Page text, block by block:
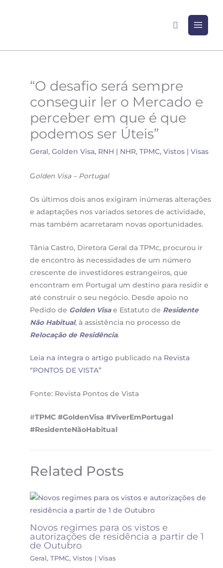
Search
“O desafio será sempre
conseguir ler o Mercado e
perceber em que é que
podemos ser Úteis”
Geral, Golden Visa, RNH | NHR, TPMC, Vistos | Visas
Golden Visa – Portugal
Os últimos dois anos exigiram inúmeras alterações
e adaptações nos variados setores de actividade,
mas também acarretaram novas oportunidades.
Tânia Castro, Diretora Geral da TPMc, procurou ir
de encontro às necessidades de um número
crescente de investidores estrangeiros, que
encontram em Portugal um destino para residir e
até construir o seu negócio. Desde apoio no
Pedido de Golden Visae Estatuto de Residente
Não Habitual, à assistência no processo de
Relocação de Residência.
Leia na íntegra o artigo publicado na Revista
“PONTOS DE VISTA”
Fonte: Revista Pontos de Vista
#TPMC #GoldenVisa #ViverEmPortugal
#ResidenteNãoHabitual
Related Posts
Novos regimes para os vistos e
autorizações de residência a partir de 1
de Outubro
Geral, TPMC, Vistos | Visas